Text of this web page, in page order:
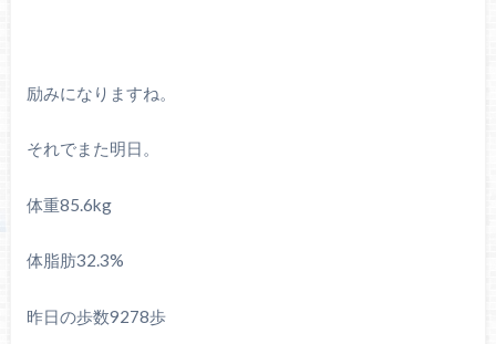
励みになりますね。
それでまた明日。
体重85.6kg
体脂肪32.3%
昨日の歩数9278歩